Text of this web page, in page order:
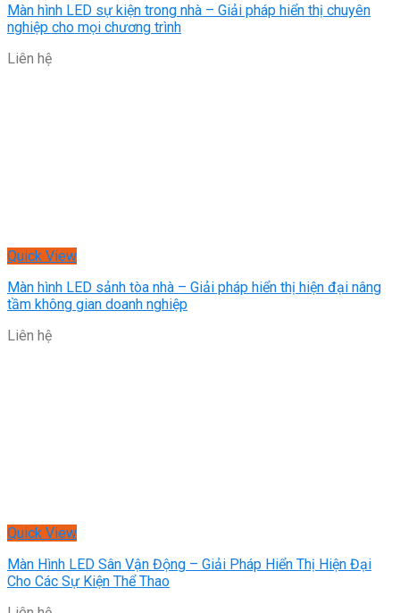
Màn hình LED sự kiện trong nhà – Giải pháp hiển thị chuyên
nghiệp cho mọi chương trình
Liên hệ
Quick View
Màn hình LED sảnh tòa nhà – Giải pháp hiển thị hiện đại nâng
tầm không gian doanh nghiệp
Liên hệ
Quick View
Màn Hình LED Sân Vận Động – Giải Pháp Hiển Thị Hiện Đại
Cho Các Sự Kiện Thể Thao